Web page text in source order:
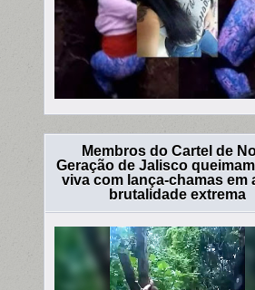
Membros do Cartel de
Geração de Jalisco
viva com lança-chamas em
brutalidade extrema